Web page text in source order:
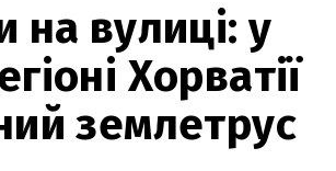
на вулиці: у
Хорватії
землетрус